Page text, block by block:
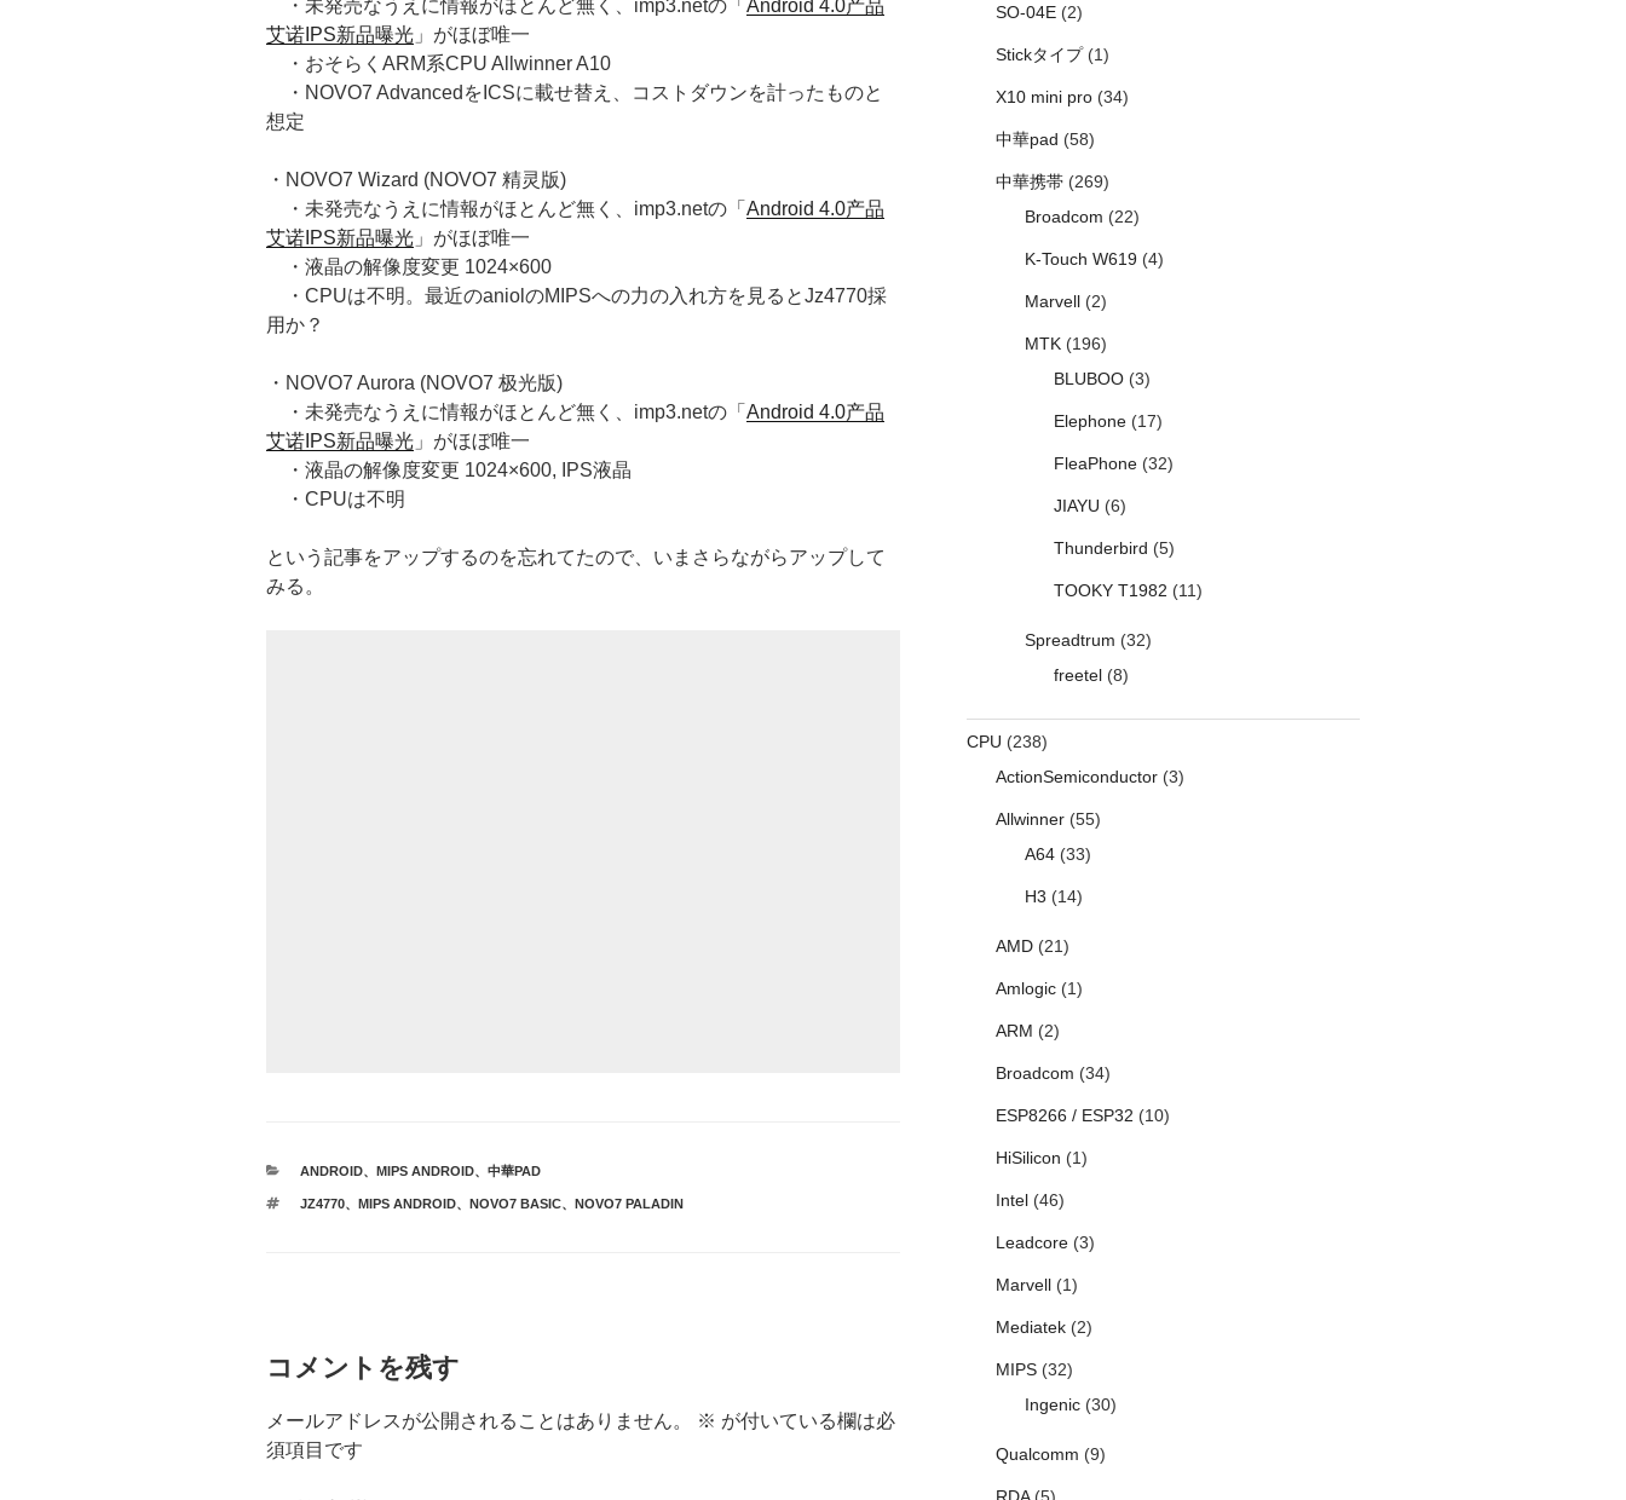
・未発売なうえに情報がほとんど無く、imp3.netの「 Android 4.0产品
艾诺IPS新品曝光 」がほぼ唯一
・おそらくARM系CPU Allwinner A10
・NOVO7 AdvancedをICSに載せ替え、コストダウンを計ったものと
想定
・NOVO7 Wizard (NOVO7 精灵版)
・未発売なうえに情報がほとんど無く、imp3.netの「 Android 4.0产品
艾诺IPS新品曝光 」がほぼ唯一
・液晶の解像度変更 1024×600
・CPUは不明。最近のaniolのMIPSへの力の入れ方を見るとJz4770採
用か？
・NOVO7 Aurora (NOVO7 极光版)
・未発売なうえに情報がほとんど無く、imp3.netの「 Android 4.0产品
艾诺IPS新品曝光 」がほぼ唯一
・液晶の解像度変更 1024×600, IPS液晶
・CPUは不明
という記事をアップするのを忘れてたので、いまさらながらアップして
みる。
カ
ゴ
ANDROID、 MIPS ANDROID、 中華PAD
タ
JZ4770、 MIPS ANDROID、 NOVO7 BASIC、 NOVO7 PALADIN
コメントを残す
メールアドレスが公開されることはありません。 ※ が付いている欄は必
須項目です
SO-04E(2)
Stickタイプ(1)
X10 mini pro(34)
中華pad (58)
中華携帯(269)
Broadcom (22)
K-Touch W619(4)
Marvell(2)
MTK(196)
BLUBOO(3)
Elephone(17)
FleaPhone(32)
JIAYU (6)
Thunderbird (5)
TOOKY T1982 (11)
Spreadtrum (32)
freetel(8)
CPU (238)
ActionSemiconductor(3)
Allwinner(55)
A64(33)
H3 (14)
AMD(21)
Amlogic(1)
ARM (2)
Broadcom (34)
ESP8266 / ESP32 (10)
HiSilicon (1)
Intel(46)
Leadcore(3)
Marvell(1)
Mediatek(2)
MIPS(32)
Ingenic(30)
Qualcomm (9)